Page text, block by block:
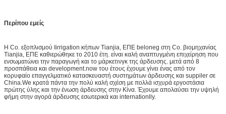
Περίπου εμείς
Η Co. εξοπλισμού Iirrigation κήπων Tianjia, ΕΠΕ beloneg στη Co. βιομηχανίας
Tianjia, ΕΠΕ καθιερώθηκε το 2010 έτη. είναι καλή αναπτυγμένη επιχείρηση που
ενσωματώνει την παραγωγή και το μάρκετινγκ της άρδευσης. μετά από 8
προσπάθεια και development.now του έτους έχουμε γίνει ένας από τον
κορυφαίο επαγγελματικό κατασκευαστή συστημάτων άρδευσης και suppiler σε
China.We κρατά πάντα την πολύ καλή σχέση με πολλά ισχυρά εργοστάσια
πρώτης ύλης και την ένωση άρδευσης στην Κίνα. Έχουμε απολαύσει την υψηλή
φήμη στην αγορά άρδευσης εσωτερικά και internationlly.